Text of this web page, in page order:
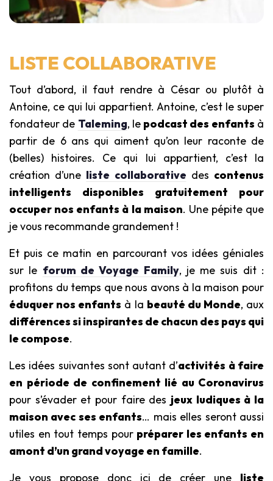
LISTE COLLABORATIVE
Tout d’abord, il faut rendre à César ou plutôt à
Antoine, ce qui lui appartient. Antoine, c’est le super
fondateur de Taleming, le podcast des enfants à
partir de 6 ans qui aiment qu’on leur raconte de
(belles) histoires. Ce qui lui appartient, c’est la
création d’une liste collaborative des contenus
intelligents disponibles gratuitement pour
occuper nos enfants à la maison. Une pépite que
je vous recommande grandement !
Et puis ce matin en parcourant vos idées géniales
sur le forum de Voyage Family, je me suis dit :
profitons du temps que nous avons à la maison pour
éduquer nos enfants à la beauté du Monde, aux
différences si inspirantes de chacun des pays qui
le compose.
Les idées suivantes sont autant d’activités à faire
en période de confinement lié au Coronavirus
pour s’évader et pour faire des jeux ludiques à la
maison avec ses enfants… mais elles seront aussi
utiles en tout temps pour préparer les enfants en
amont d’un grand voyage en famille.
Je vous propose donc ici de créer une liste